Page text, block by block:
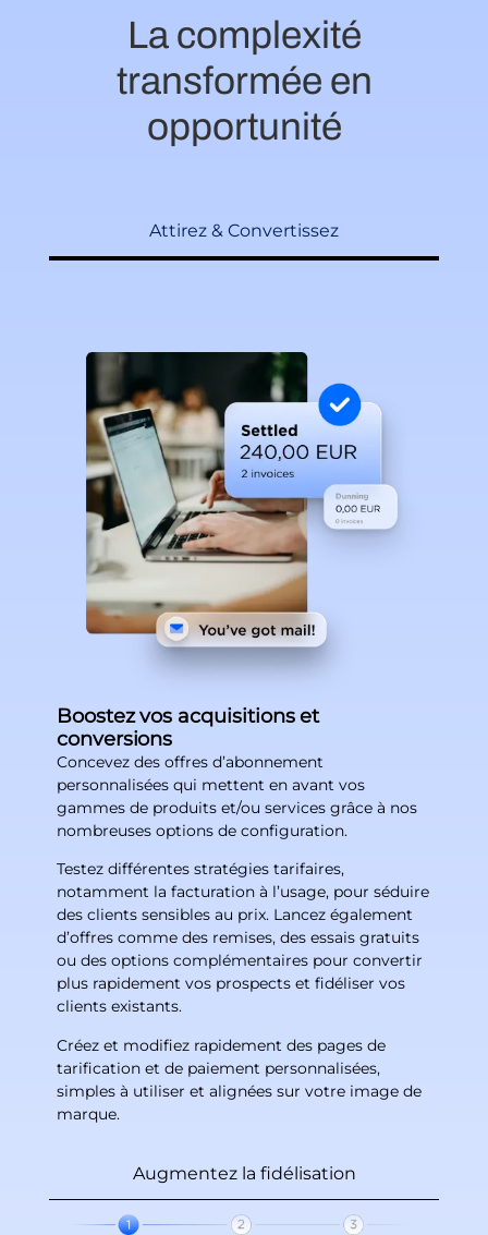
La complexité
transformée en
opportunité
Attirez & Convertissez
Augmentez la fidélisation
Boostez vos acquisitions et
conversions
Concevez des offres d’abonnement
personnalisées qui mettent en avant vos
gammes de produits et/ou services grâce à nos
nombreuses options de configuration.
Testez différentes stratégies tarifaires,
notamment la facturation à l’usage, pour séduire
des clients sensibles au prix. Lancez également
d’offres comme des remises, des essais gratuits
ou des options complémentaires pour convertir
plus rapidement vos prospects et fidéliser vos
clients existants.
Créez et modifiez rapidement des pages de
tarification et de paiement personnalisées,
simples à utiliser et alignées sur votre image de
marque.